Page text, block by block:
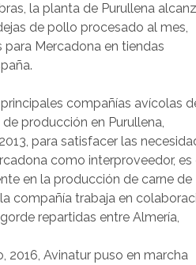
la planta de Purullena
de pollo procesado al mes,
Mercadona en tiendas
compañías avícolas
producción en Purullena,
para satisfacer las
como interproveedor, es
en la producción de carne de
compañía trabaja en
repartidas entre Almería,
2016, Avinatur puso en marcha